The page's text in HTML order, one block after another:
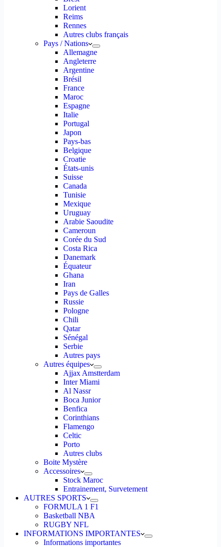
Lorient
Reims
Rennes
Autres clubs français
Pays / Nations
Allemagne
Angleterre
Argentine
Brésil
France
Maroc
Espagne
Italie
Portugal
Japon
Pays-bas
Belgique
Croatie
États-unis
Suisse
Canada
Tunisie
Mexique
Uruguay
Arabie Saoudite
Cameroun
Corée du Sud
Costa Rica
Danemark
Équateur
Ghana
Iran
Pays de Galles
Russie
Pologne
Chili
Qatar
Sénégal
Serbie
Autres pays
Autres équipes
Ajjax Amstterdam
Inter Miami
Al Nassr
Boca Junior
Benfica
Corinthians
Flamengo
Celtic
Porto
Autres clubs
Boite Mystère
Accessoires
Stock Maroc
Entrainement, Survetement
AUTRES SPORTS
FORMULA 1 F1
Basketball NBA
RUGBY NFL
INFORMATIONS IMPORTANTES
Informations importantes